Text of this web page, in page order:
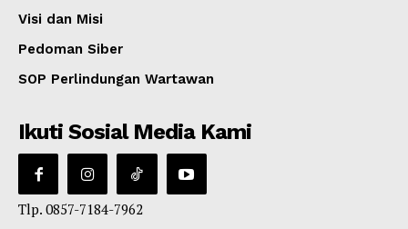
Visi dan Misi
Pedoman Siber
SOP Perlindungan Wartawan
Ikuti Sosial Media Kami
Tlp. 0857-7184-7962